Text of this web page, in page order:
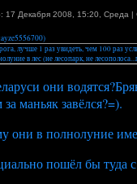
17 Декабря 2008, 15:20, Среда |
)
лучше 1 раз увидеть, чем 100 раз
в лес (не лесопарк, не
они
маньяк завёлся?=).
они в полнолуние
пошёл бы туда